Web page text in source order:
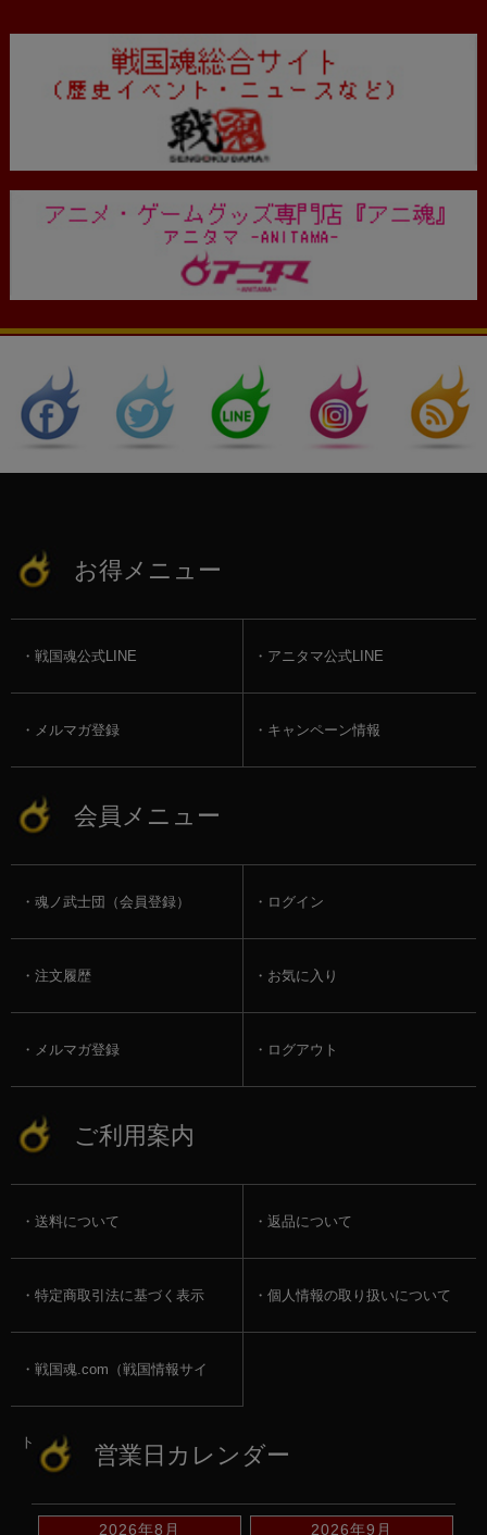
お得メニュー
戦国魂公式LINE アニタマ公式LINE
メルマガ登録 キャンペーン情報
会員メニュー
魂ノ武士団（会員登録） ログイン
注文履歴 お気に入り
メルマガ登録 ログアウト
ご利用案内
送料について 返品について
特定商取引法に基づく表示 個人情報の取り扱いについて
戦国魂.com（戦国情報サイ
ト） 営業日カレンダー
2026年8月 2026年9月